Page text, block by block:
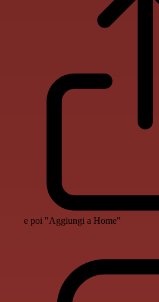
e poi "Aggiungi a Home"